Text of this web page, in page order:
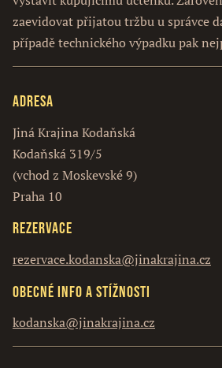
zaevidovat přijatou tržbu u správce
případě technického výpadku pak
Adresa
Jiná Krajina Kodaňská
Kodaňská 319/5
(vchod z Moskevské 9)
Praha 10
Rezervace
rezervace.kodanska@jinakrajina.cz
Obecné info a stížnosti
kodanska@jinakrajina.cz